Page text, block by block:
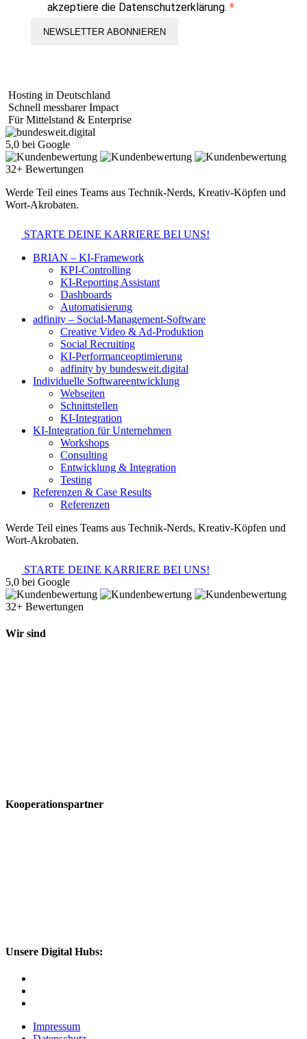
akzeptiere die Datenschutzerklärung.
NEWSLETTER ABONNIEREN
Hosting in Deutschland
Schnell messbarer Impact
Für Mittelstand & Enterprise
5,0 bei Google
32+ Bewertungen
Werde Teil eines Teams aus Technik-Nerds, Kreativ-Köpfen und
Wort-Akrobaten.
STARTE DEINE KARRIERE BEI UNS!
BRIAN – KI-Framework
KPI-Controlling
KI-Reporting Assistant
Dashboards
Automatisierung
adfinity – Social-Management-Software
Creative Video & Ad-Produktion
Social Recruiting
KI-Performanceoptimierung
adfinity by bundesweit.digital
Individuelle Softwareentwicklung
Webseiten
Schnittstellen
KI-Integration
KI-Integration für Unternehmen
Workshops
Consulting
Entwicklung & Integration
Testing
Referenzen & Case Results
Referenzen
Werde Teil eines Teams aus Technik-Nerds, Kreativ-Köpfen und
Wort-Akrobaten.
STARTE DEINE KARRIERE BEI UNS!
5,0 bei Google
32+ Bewertungen
Wir sind
Kooperationspartner
Unsere Digital Hubs:
Impressum